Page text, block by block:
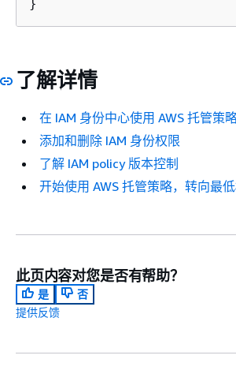
}
了解详情
在 IAM 身份中心使用 AWS 托管策
添加和删除 IAM 身份权限
了解 IAM policy 版本控制
开始使用 AWS 托管策略，转向最
此页内容对您是否有帮助？
是
否
提供反馈